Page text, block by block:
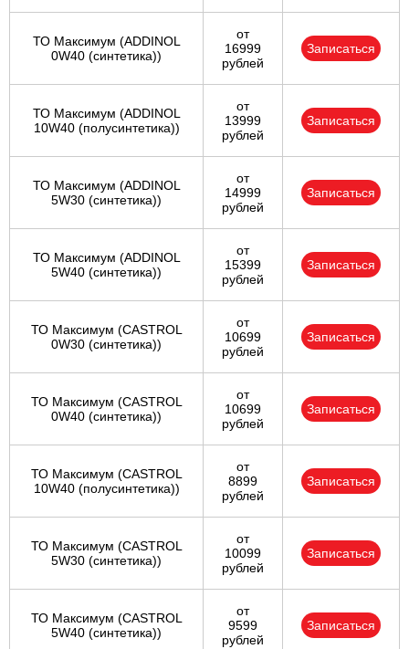
ТО Максимум (ADDINOL
0W40 (синтетика))
от
16999
рублей
Записаться
ТО Максимум (ADDINOL
10W40 (полусинтетика))
от
13999
рублей
Записаться
ТО Максимум (ADDINOL
5W30 (синтетика))
от
14999
рублей
Записаться
ТО Максимум (ADDINOL
5W40 (синтетика))
от
15399
рублей
Записаться
ТО Максимум (CASTROL
0W30 (синтетика))
от
10699
рублей
Записаться
ТО Максимум (CASTROL
0W40 (синтетика))
от
10699
рублей
Записаться
ТО Максимум (CASTROL
10W40 (полусинтетика))
от
8899
рублей
Записаться
ТО Максимум (CASTROL
5W30 (синтетика))
от
10099
рублей
Записаться
ТО Максимум (CASTROL
5W40 (синтетика))
от
9599
рублей
Записаться